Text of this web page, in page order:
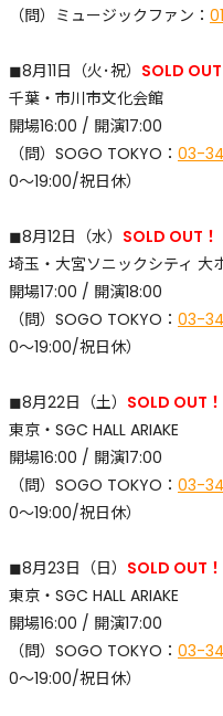
​（問）ミュージックファン：
◼︎8月11日（火･祝） SOLD OUT
千葉・市川市文化会館
開場16:00 / 開演17:00
​（問）SOGO TOKYO： 03-
0〜19:00/祝日休）
◼︎8月12日（水） SOLD OUT！
埼玉・大宮ソニックシティ 大
開場17:00 / 開演18:00
​（問）SOGO TOKYO： 03-
0〜19:00/祝日休）
◼︎8月22日（土） SOLD OUT！
東京・SGC HALL ARIAKE
開場16:00 / 開演17:00
​（問）SOGO TOKYO： 03-
0〜19:00/祝日休）
◼︎8月23日（日） SOLD OUT！
東京・SGC HALL ARIAKE
開場16:00 / 開演17:00
​（問）SOGO TOKYO： 03-
0〜19:00/祝日休）